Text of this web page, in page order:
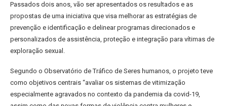
Passados dois anos, vão ser apresentados os resultados e as
propostas de uma iniciativa que visa melhorar as estratégias de
prevenção e identificação e delinear programas direcionados e
personalizados de assistência, proteção e integração para vítimas de
exploração sexual.
Segundo o Observatório de Tráfico de Seres humanos, o projeto teve
como objetivos centrais “avaliar os sistemas de vitimização
especialmente agravados no contexto da pandemia da covid-19,